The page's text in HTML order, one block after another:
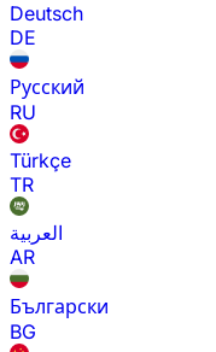
Deutsch
DE
Русский
RU
Türkçe
TR
العربية
AR
Български
BG